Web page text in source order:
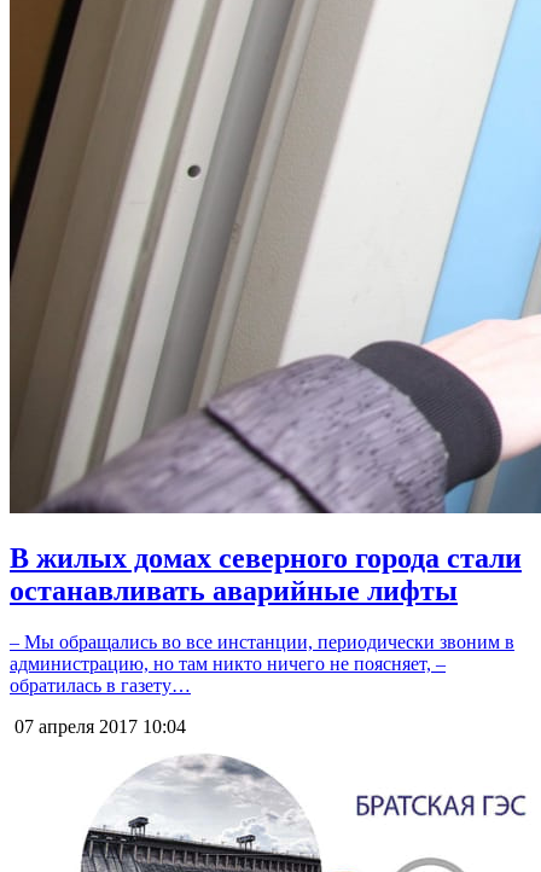
В жилых домах северного города стали
останавливать аварийные лифты
– Мы обращались во все инстанции, периодически звоним в
администрацию, но там никто ничего не поясняет, –
обратилась в газету…
07 апреля 2017 10:04